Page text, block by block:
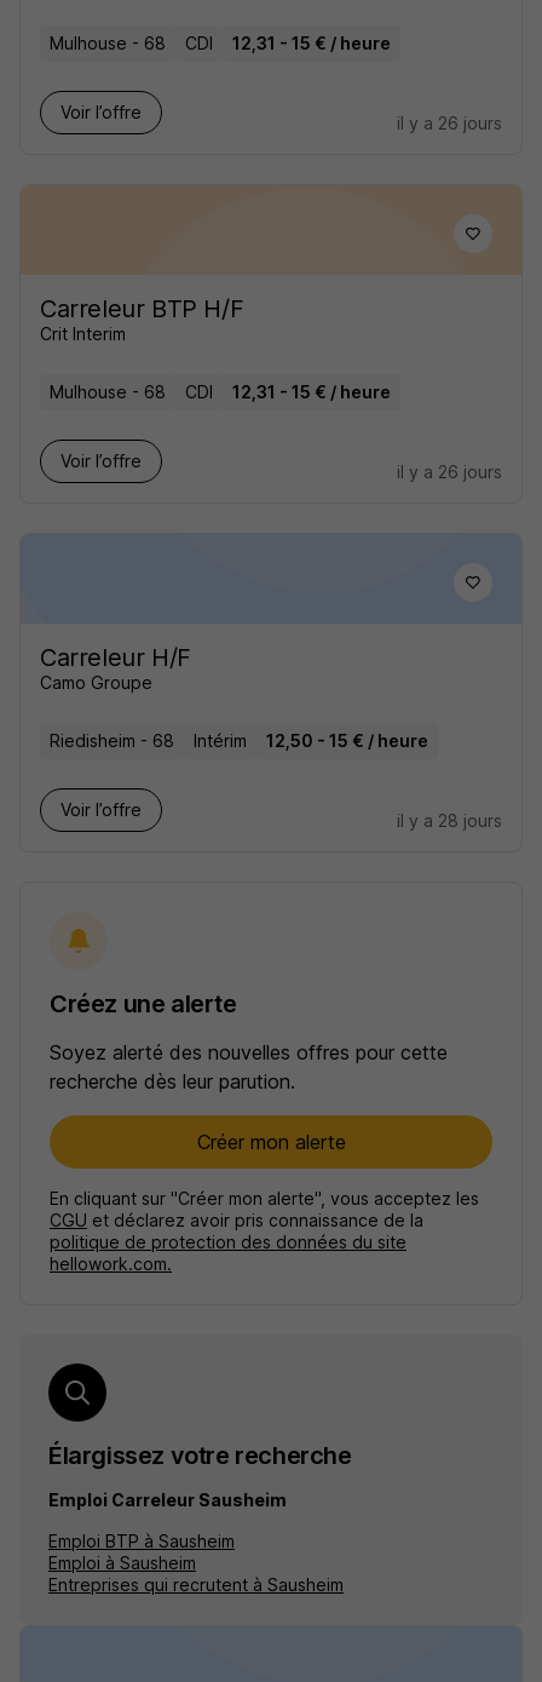
Mulhouse - 68 CDI 12,31 - 15 € / heure
Voir l’offre
il y a 26 jours
Carreleur BTP H/F
Crit Interim
Mulhouse - 68 CDI 12,31 - 15 € / heure
Voir l’offre
il y a 26 jours
Carreleur H/F
Camo Groupe
Riedisheim - 68 Intérim 12,50 - 15 € / heure
Voir l’offre
il y a 28 jours
Créez une alerte
Soyez alerté des nouvelles offres pour cette
recherche dès leur parution.
Créer mon alerte
En cliquant sur "Créer mon alerte", vous acceptez les
CGU et déclarez avoir pris connaissance de la
politique de protection des données du site
hellowork.com.
Élargissez votre recherche
Emploi Carreleur Sausheim
Emploi BTP à Sausheim
Emploi à Sausheim
Entreprises qui recrutent à Sausheim